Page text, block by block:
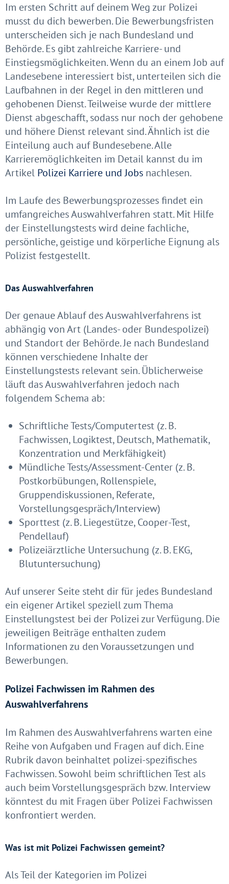
Im ersten Schritt auf deinem Weg zur Polizei
musst du dich bewerben. Die Bewerbungsfristen
unterscheiden sich je nach Bundesland und
Behörde. Es gibt zahlreiche Karriere- und
Einstiegsmöglichkeiten. Wenn du an einem Job auf
Landesebene interessiert bist, unterteilen sich die
Laufbahnen in der Regel in den mittleren und
gehobenen Dienst. Teilweise wurde der mittlere
Dienst abgeschafft, sodass nur noch der gehobene
und höhere Dienst relevant sind. Ähnlich ist die
Einteilung auch auf Bundesebene. Alle
Karrieremöglichkeiten im Detail kannst du im
Artikel Polizei Karriere und Jobs nachlesen.
Im Laufe des Bewerbungsprozesses findet ein
umfangreiches Auswahlverfahren statt. Mit Hilfe
der Einstellungstests wird deine fachliche,
persönliche, geistige und körperliche Eignung als
Polizist festgestellt.
Das Auswahlverfahren
Der genaue Ablauf des Auswahlverfahrens ist
abhängig von Art (Landes- oder Bundespolizei)
und Standort der Behörde. Je nach Bundesland
können verschiedene Inhalte der
Einstellungstests relevant sein. Üblicherweise
läuft das Auswahlverfahren jedoch nach
folgendem Schema ab:
Schriftliche Tests/Computertest (z. B.
Fachwissen, Logiktest, Deutsch, Mathematik,
Konzentration und Merkfähigkeit)
Mündliche Tests/Assessment-Center (z. B.
Postkorbübungen, Rollenspiele,
Gruppendiskussionen, Referate,
Vorstellungsgespräch/Interview)
Sporttest (z. B. Liegestütze, Cooper-Test,
Pendellauf)
Polizeiärztliche Untersuchung (z. B. EKG,
Blutuntersuchung)
Auf unserer Seite steht dir für jedes Bundesland
ein eigener Artikel speziell zum Thema
Einstellungstest bei der Polizei zur Verfügung. Die
jeweiligen Beiträge enthalten zudem
Informationen zu den Voraussetzungen und
Bewerbungen.
Polizei Fachwissen im Rahmen des
Auswahlverfahrens
Im Rahmen des Auswahlverfahrens warten eine
Reihe von Aufgaben und Fragen auf dich. Eine
Rubrik davon beinhaltet polizei-spezifisches
Fachwissen. Sowohl beim schriftlichen Test als
auch beim Vorstellungsgespräch bzw. Interview
könntest du mit Fragen über Polizei Fachwissen
konfrontiert werden.
Was ist mit Polizei Fachwissen gemeint?
Als Teil der Kategorien im Polizei